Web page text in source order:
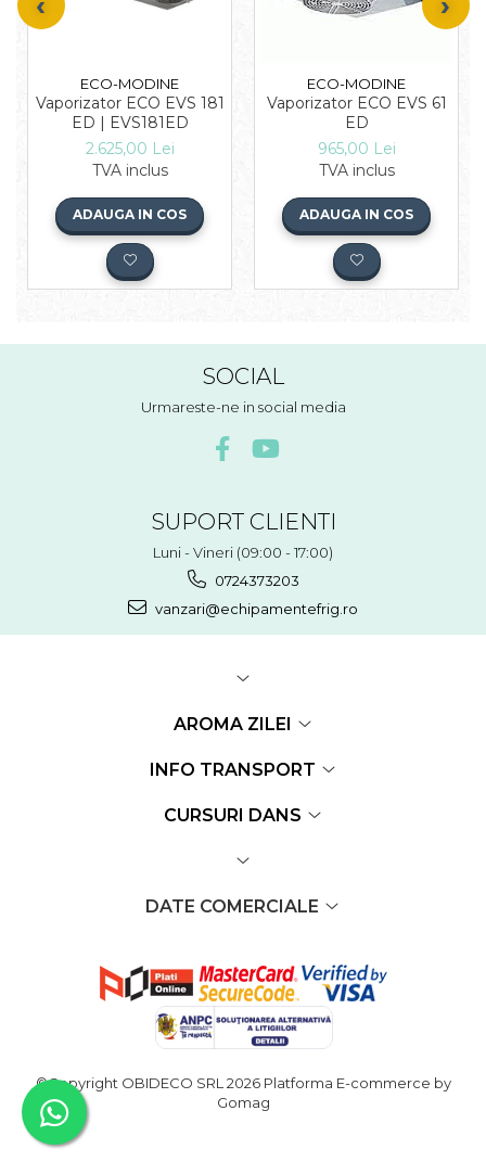
ECO-MODINE
Vaporizator ECO EVS 181
ED | EVS181ED
2.625,00 Lei
TVA inclus
ADAUGA IN COS
ECO-MODINE
Vaporizator ECO EVS 61
ED
965,00 Lei
TVA inclus
ADAUGA IN COS
SOCIAL
Urmareste-ne in social media
SUPORT CLIENTI
Luni - Vineri (09:00 - 17:00)
0724373203
vanzari@echipamentefrig.ro
AROMA ZILEI
INFO TRANSPORT
CURSURI DANS
DATE COMERCIALE
©Copyright OBIDECO SRL 2026 Platforma E-commerce by
Gomag